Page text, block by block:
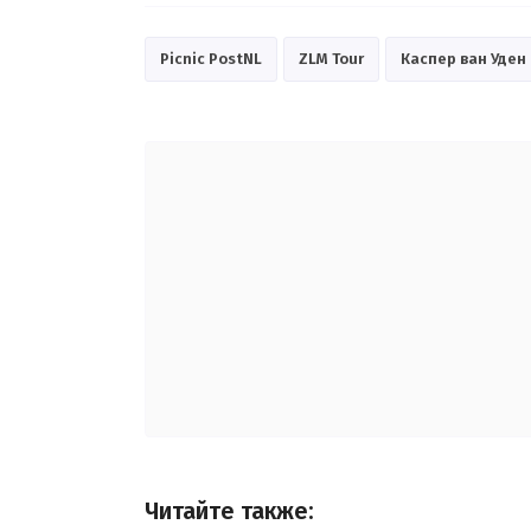
Picnic PostNL ZLM Tour Каспер ван Уден
Читайте также: